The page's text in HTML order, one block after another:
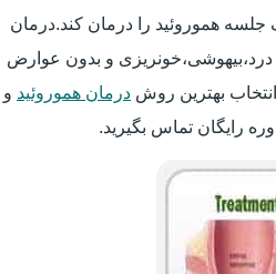
جلسه هموروئید را درمان کند.درمان
درد،بیهوشی،خونریزی و بدون عوارض
بهترین روش درمان هموروئید و
رایگان تماس بگیرید.